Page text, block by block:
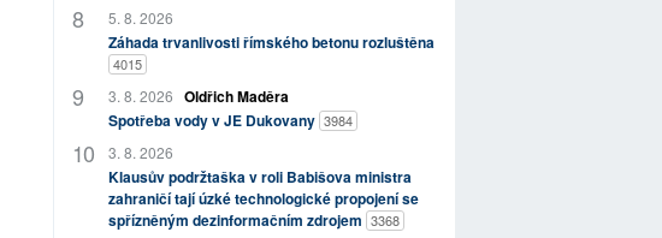
5. 8. 2026
Záhada trvanlivosti římského betonu rozluštěna
4015
3. 8. 2026 Oldřich Maděra
Spotřeba vody v JE Dukovany 3984
3. 8. 2026
Klausův podržtaška v roli Babišova ministra
zahraničí tají úzké technologické propojení se
spřízněným dezinformačním zdrojem 3368